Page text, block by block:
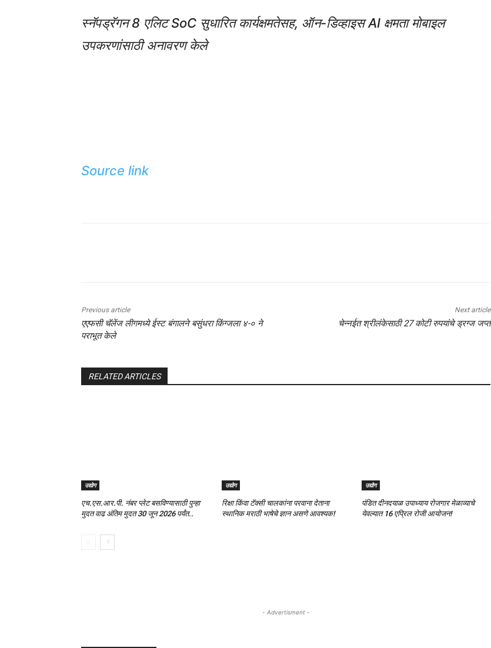
स्नॅपड्रॅगन 8 एलिट SoC सुधारित कार्यक्षमतेसह, ऑन-डिव्हाइस AI क्षमता मोबाइल
उपकरणांसाठी अनावरण केले
Source link
Previous article
एएफसी चॅलेंज लीगमध्ये ईस्ट बंगालने बसुंधरा किंग्जला ४-० ने
पराभूत केले
Next article
चेन्नईत श्रीलंकेसाठी 27 कोटी रुपयांचे ड्रग्ज जप्त
RELATED ARTICLES
उद्योग
एच.एस.आर.पी. नंबर प्लेट बसविण्यासाठी पुन्हा
मुदत वाढ अंतिम मुदत 30 जून 2026 पर्यंत..
उद्योग
रिक्षा किंवा टॅक्सी चालकांना परवाना देताना
स्थानिक मराठी भाषेचे ज्ञान असणे आवश्यक!
उद्योग
पंडित दीनदयाळ उपाध्याय रोजगार मेळाव्याचे
येवल्यात 16 एप्रिल रोजी आयोजन!
- Advertisment -